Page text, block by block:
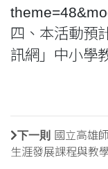
四、 本活動預
訊網」中小學
下一則
國立高雄
生涯發展課程與教